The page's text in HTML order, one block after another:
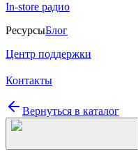
In-store радио
РесурсыБлог
Центр поддержки
Контакты
Вернуться в каталог